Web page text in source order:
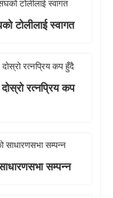
टोलीलाई स्वागत
रत्नप्रिय कप
सम्पन्न